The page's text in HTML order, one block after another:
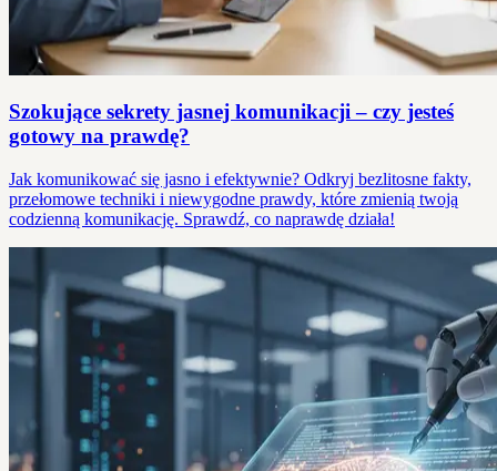
Szokujące sekrety jasnej komunikacji – czy jesteś
gotowy na prawdę?
Jak komunikować się jasno i efektywnie? Odkryj bezlitosne fakty,
przełomowe techniki i niewygodne prawdy, które zmienią twoją
codzienną komunikację. Sprawdź, co naprawdę działa!